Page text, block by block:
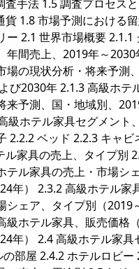
査手法 1.5 調査プロセス
貨 1.8 市場予測における
ー 2.1 世界市場概要 2.1.1
年間売上、2019年～2030
場の現状分析・将来予測
び2030年 2.1.3 高級ホテ
来予測、国・地域別、
級ホテル家具セグメント
2.2.2 ベッド 2.2.3 キャビ
ル家具の売上、タイプ別
テル家具の売上・市場シ
年） 2.3.2 高級ホテル家
シェア、タイプ別（2019
級ホテル家具、販売価格
年） 2.4 高級ホテル家
の部屋 2.4.2 ホテルロビー